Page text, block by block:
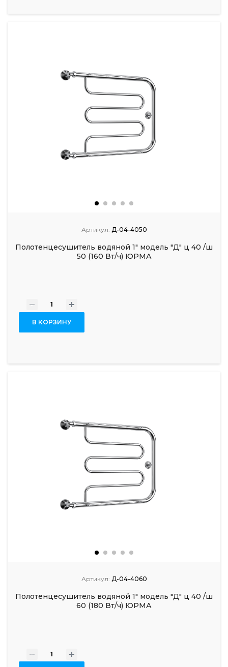
Артикул: Д-04-4050
Полотенцесушитель водяной 1" модель "Д" ц 40 /ш
50 (160 Вт/ч) ЮРМА
- +
В КОРЗИНУ
Артикул: Д-04-4060
Полотенцесушитель водяной 1" модель "Д" ц 40 /ш
60 (180 Вт/ч) ЮРМА
- +